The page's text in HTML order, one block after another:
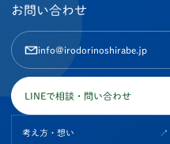
お問い合わせ
info@irodorinoshirabe.jp
LINEで相談・問い合わせ
考え方・想い